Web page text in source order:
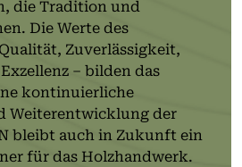
die Tradition und
Die Werte des
Zuverlässigkeit,
– bilden das
kontinuierliche
Weiterentwicklung der
bleibt auch in Zukunft ein
für das Holzhandwerk.